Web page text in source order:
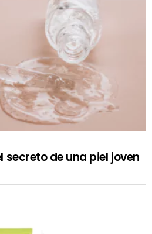
secreto de una piel joven